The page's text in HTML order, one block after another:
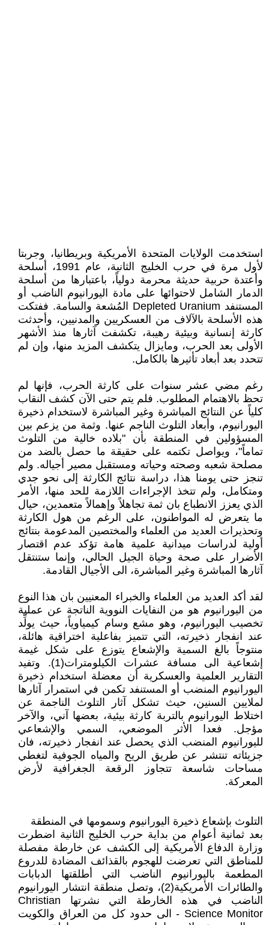
استخدمت الولايات المتحدة الأمريكية وبريطانيا، وجربتا
لأول مرة في حرب الخليج الثانية، عام 1991، أسلحة
وأعتدة حربية حديثة محرمة دولياً، باعتبارها من أسلحة
الدمار الشامل لاحتوائها على مادة اليورانيوم الناضب أو
المستنفد Depleted Uranium المُشعة والسامة. ففتكت
هذه الأسلحة بالآلاف من العسكريين والمدنيين، وأحدثت
كارثة إنسانية وبيئية رهيبة، تكشفت آثارها منذ الأشهر
الأولى بعد الحرب، ومايزال يتكشف المزيد منها، وإن لم
تتحدد بعد أبعاد تأثيرها بالكامل.
رغم مضي عشر سنوات على كارثة الحرب، فإنها لم
تحظ بالاهتمام المطلوب. فلم يتم حتى الآن كشف النقاب
كلياً عن النتائج المباشرة وغير المباشرة لاستخدام ذخيرة
اليورانيوم، وأبعاد التلوث الناجم عنها. وثمة من يزعم بين
المسؤولين في المنطقة بأن "بلاده خالية من التلوث
تماماً"، ويواصل تكتمه على حقيقة ما حصل بالضد من
مصلحة شعبه وصحته وحياته ومستقبل مصير أجياله. ولم
تنجز حتى يومنا هذا، دراسة نتائج الكارثة إلى نحو جدي
ومتكامل، ولم تتخذ الإجراءات اللازمة للحد منها، الأمر
الذي يعزز الانطباع بان ثمة تجاهلاً وإهمالاً متعمدين، حيال
ما يتعرض له المواطنون، على الرغم من هول الكارثة
وتحذيرات العديد من العلماء والمختصين المدعومة بنتائج
أولية لدراسات ميدانية علمية هامة تؤكد عدم اقتصار
الأضرار على صحة وحياة الجيل الحالي، وإنما ستنتقل
آثارها المباشرة وغير المباشرة، الى الأجيال القادمة.
لقد أكد العديد من العلماء والخبراء المعنيين بان هذا النوع
من اليورانيوم هو من النفايات النووية الناتجة عن عملية
تخصيب اليورانيوم، وهو مشع وسام كيمياوياً، حيث يولِّد
عند انفجار ذخيرته، التي تتميز بفاعلية اختراقية هائلة،
منتوجاً بالغ السمية والإشعاع يتوزع على شكل غيمة
إشعاعية الى مسافة عشرات الكيلومترات(1). وتفيد
التقارير العلمية والعسكرية أن معضلة استخدام ذخيرة
اليورانيوم المنضب أو المستنفد تكمن في استمرار آثارها
لملايين السنين، حيث تشكل آثار التلوث الناجمة عن
اختلاط اليورانيوم بالتربة كارثة بيئية، بعضها آني، والآخر
مؤجل. فعدا الأثر الموضعي، السمي والإشعاعي
لليورانيوم المنضب الذي يحصل عند انفجار ذخيرته، فان
جزيئاته تنتشر عن طريق الريح والمياه الجوفية لتغطي
مساحات شاسعة تتجاوز الرقعة الجغرافية لأرض
المعركة.
التلوث بإشعاع ذخيرة اليورانيوم وسمومها في المنطقة
بعد ثمانية أعوام من بداية حرب الخليج الثانية اضطرت
وزارة الدفاع الأمريكية إلى الكشف عن خارطة مفصلة
للمناطق التي تعرضت للهجوم بالقذائف المضادة للدروع
المطعمة باليورانيوم الناضب التي أطلقتها الدبابات
والطائرات الأمريكية(2)، وتصل منطقة انتشار اليورانيوم
الناضب في هذه الخارطة التي نشرتها Christian
Science Monitor - الى حدود كل من العراق والكويت